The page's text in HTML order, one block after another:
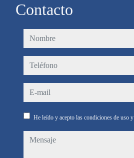
Contacto
nombre
teléfono
e-mail
He leído y acepto las condiciones de uso y
mensaje